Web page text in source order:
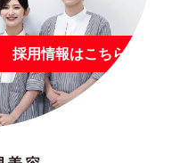
採用情報はこちら